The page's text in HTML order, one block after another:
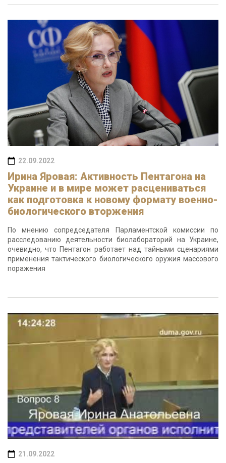
22.09.2022
Ирина Яровая: Активность Пентагона на
Украине и в мире может расцениваться
как подготовка к новому формату военно-
биологического вторжения
По мнению сопредседателя Парламентской комиссии по
расследованию деятельности биолабораторий на Украине,
очевидно, что Пентагон работает над тайными сценариями
применения тактического биологического оружия массового
поражения
21.09.2022